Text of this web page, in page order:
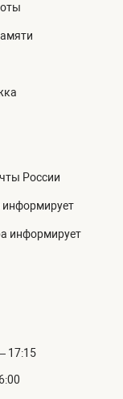
России
информирует
информирует
17:15